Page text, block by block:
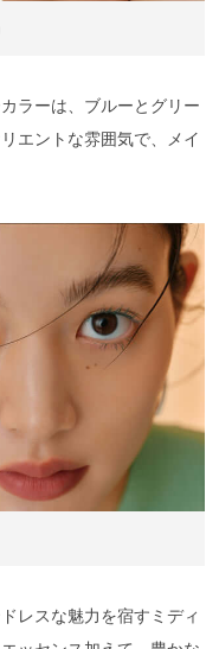
ラーは、ブルーとグリー
エントな雰囲気で、メイ
レスな魅力を宿すミディ